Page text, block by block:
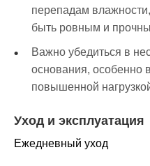
перепадам
быть ровным и
Важно убедиться в
основания, особенно
повышенной
Уход и эксплуатация
Ежедневный уход